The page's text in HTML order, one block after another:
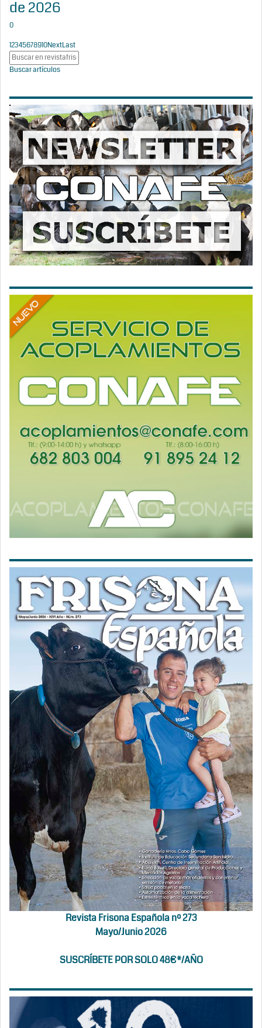
de 2026
0
12345678910NextLast
Buscar artículos
Revista Frisona Española nº 273
Mayo/Junio 2026
SUSCRÍBETE POR SOLO 48€*/AÑO